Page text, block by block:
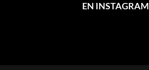
EN INSTAGRAM